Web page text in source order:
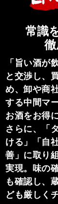
常識
「旨い酒が
と交渉し、
め、卸や商
する中間マ
お酒をお得
さらに、「
ける」「自
善」に取り
実現。味の
も確認し、
ども厳しく